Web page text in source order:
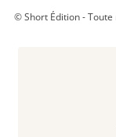
© Short Édition -